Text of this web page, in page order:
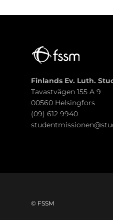
Finlands Ev. Luth.
Tavastvägen 155 A 9
00560 Helsingfors
(09) 612 9940
© FSSM